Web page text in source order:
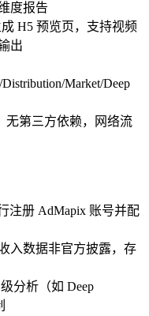
度报告
H5 预览页，支持视频
出
Market/Deep
无第三方依赖，网络流
注册 AdMapix 账号并配
入数据非官方披露，存
分析（如 Deep